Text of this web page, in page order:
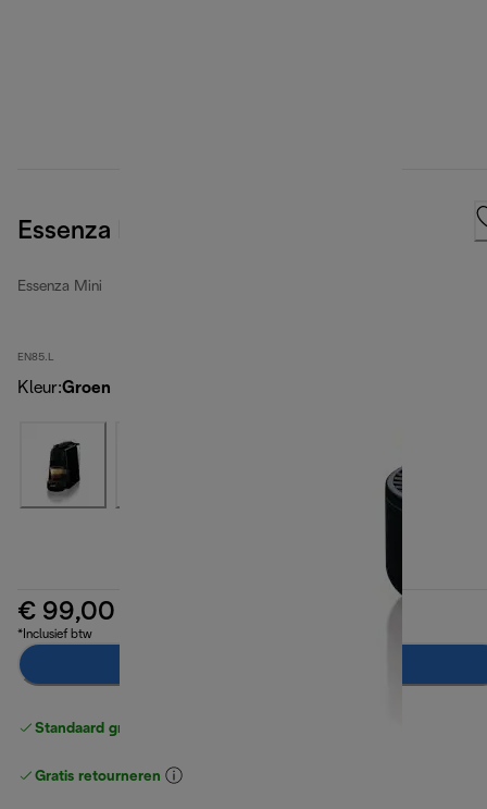
Essenza Mini, Green
Essenza Mini
EN85.L
Kleur:Groen
€ 99,00
*Inclusief btw
Standaard gratis verzending
Gratis retourneren